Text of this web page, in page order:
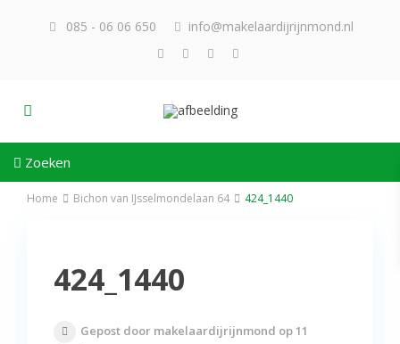
085 - 06 06 650 info@makelaardijrijnmond.nl
Zoeken
Home Bichon van IJsselmondelaan 64 424_1440
424_1440
Gepost door makelaardijrijnmond op 11